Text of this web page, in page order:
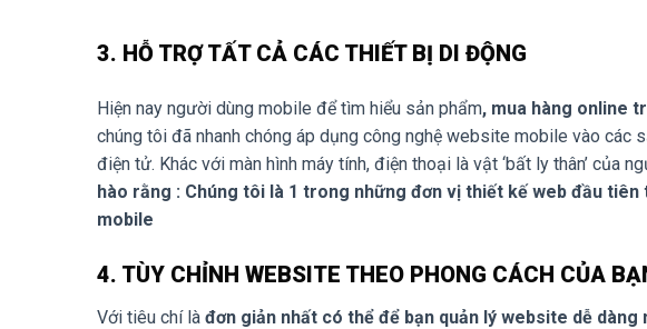
3. HỖ TRỢ TẤT CẢ CÁC THIẾT BỊ DI ĐỘNG
Hiện nay người dùng mobile để tìm hiểu sản phẩm, mua hàng online
chúng tôi đã nhanh chóng áp dụng công nghệ website mobile vào
điện tử. Khác với màn hình máy tính, điện thoại là vật ‘bất ly thân’ của
hào rằng : Chúng tôi là 1 trong những đơn vị thiết kế web đầu
mobile
4. TÙY CHỈNH WEBSITE THEO PHONG CÁCH CỦA
Với tiêu chí là đơn giản nhất có thể để bạn quản lý website dễ dàng